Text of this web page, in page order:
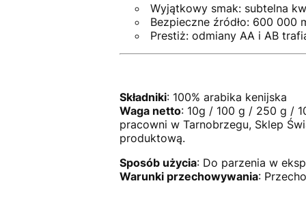
Wyjątkowy smak: subtelna
Bezpieczne źródło: 600 000
Prestiż: odmiany AA i AB
Składniki: 100% arabika kenijska
Waga netto: 10g / 100 g / 250 g /
pracowni w Tarnobrzegu, Sklep
produktową.
Sposób użycia: Do parzenia w
Warunki przechowywania: